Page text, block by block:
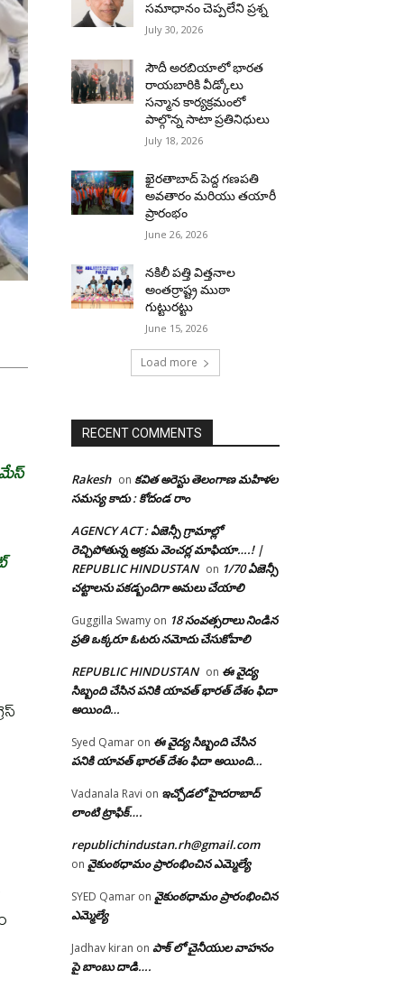
మేస్
సమాధానం చెప్పలేని ప్రశ్న
July 30, 2026
సౌదీ అరబియాలో భారత
రాయబారికి వీడ్కోలు
సన్మాన కార్యక్రమంలో
పాల్గొన్న సాటా ప్రతినిధులు
July 18, 2026
ఖైరతాబాద్ పెద్ద గణపతి
అవతారం మరియు తయారీ
ప్రారంభం
June 26, 2026
నకిలీ పత్తి విత్తనాల
అంతర్రాష్ట్ర ముఠా
గుట్టురట్టు
June 15, 2026
Load more
RECENT COMMENTS
Rakesh on కవిత అరెస్టు తెలంగాణ మహిళల
సమస్య కాదు : కోదండ రాం
AGENCY ACT : ఏజెన్సీ గ్రామాల్లో
రెచ్చిపోతున్న అక్రమ వెంచర్ల మాఫియా….! |
REPUBLIC HINDUSTAN on 1/70 ఏజెన్సీ
చట్టాలను పకడ్బందిగా అమలు చేయాలి
Guggilla Swamy on 18 సంవత్సరాలు నిండిన
ప్రతి ఒక్కరూ ఓటరు నమోదు చేసుకోవాలి
REPUBLIC HINDUSTAN on ఈ వైద్య
సిబ్బంది చేసిన పనికి యావత్ భారత్ దేశం ఫిదా
అయింది…
Syed Qamar on ఈ వైద్య సిబ్బంది చేసిన
పనికి యావత్ భారత్ దేశం ఫిదా అయింది…
Vadanala Ravi on ఇచ్చోడలో హైదరాబాద్
లాంటి ట్రాఫిక్….
republichindustan.rh@gmail.com
on వైకుంఠధామం ప్రారంభించిన ఎమ్మెల్యే
SYED Qamar on వైకుంఠధామం ప్రారంభించిన
ఎమ్మెల్యే
Jadhav kiran on పాక్ లో చైనీయుల వాహనం
పై బాంబు దాడి….